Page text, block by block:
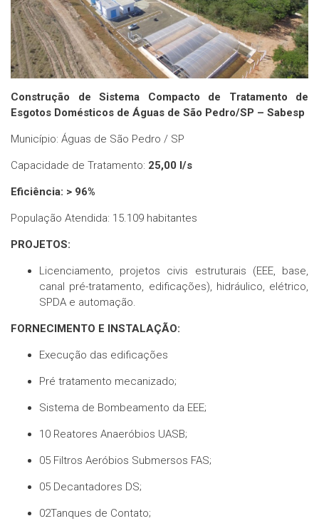
Modelos de Negócio
Soluções Ecoeficientes
Contato
Construção de Sistema Compacto de Tratamento de
Esgotos Domésticos de Águas de São Pedro/SP – Sabesp
Município: Águas de São Pedro / SP
Capacidade de Tratamento: 25,00 l/s
Eficiência: > 96%
População Atendida: 15.109 habitantes
PROJETOS:
Licenciamento, projetos civis estruturais (EEE, base,
canal pré-tratamento, edificações), hidráulico, elétrico,
SPDA e automação.
FORNECIMENTO E INSTALAÇÃO:
Execução das edificações
Pré tratamento mecanizado;
Sistema de Bombeamento da EEE;
10 Reatores Anaeróbios UASB;
05 Filtros Aeróbios Submersos FAS;
05 Decantadores DS;
02Tanques de Contato;